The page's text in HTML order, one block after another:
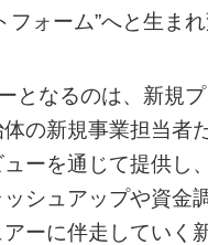
ォーム”へと⽣まれ
となるのは、新規
の新規事業担当者
ーを通じて提供し
シュアップや資⾦
ーに伴⾛していく